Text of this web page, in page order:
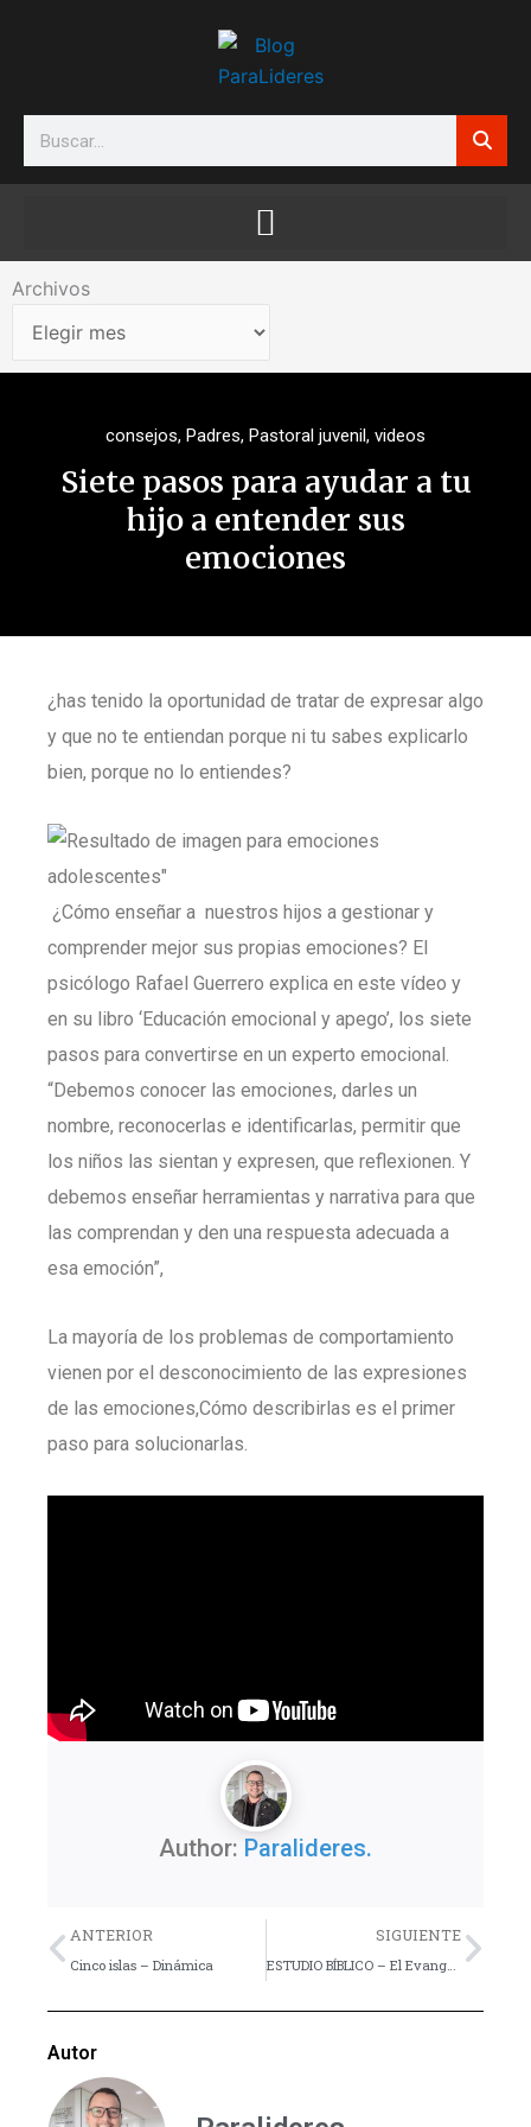
Search
Archivos
Archivos
consejos, Padres, Pastoral juvenil, videos
Siete pasos para ayudar a tu
hijo a entender sus
emociones
¿has tenido la oportunidad de tratar de expresar algo
y que no te entiendan porque ni tu sabes explicarlo
bien, porque no lo entiendes?
¿Cómo enseñar a nuestros hijos a gestionar y
comprender mejor sus propias emociones? El
psicólogo Rafael Guerrero explica en este vídeo y
en su libro ‘Educación emocional y apego’, los siete
pasos para convertirse en un experto emocional.
“Debemos conocer las emociones, darles un
nombre, reconocerlas e identificarlas, permitir que
los niños las sientan y expresen, que reflexionen. Y
debemos enseñar herramientas y narrativa para que
las comprendan y den una respuesta adecuada a
esa emoción”,
La mayoría de los problemas de comportamiento
vienen por el desconocimiento de las expresiones
de las emociones,Cómo describirlas es el primer
paso para solucionarlas.
Author: Paralideres.
Previo
ANTERIOR
Cinco islas – Dinámica
SIGUIENTE
ESTUDIO BÍBLICO – El Evangelio según los Simpsons – Lección 15
Autor